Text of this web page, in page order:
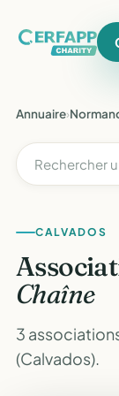
Annuaire›
CALVADOS
Chaîne
3
(Calvados).